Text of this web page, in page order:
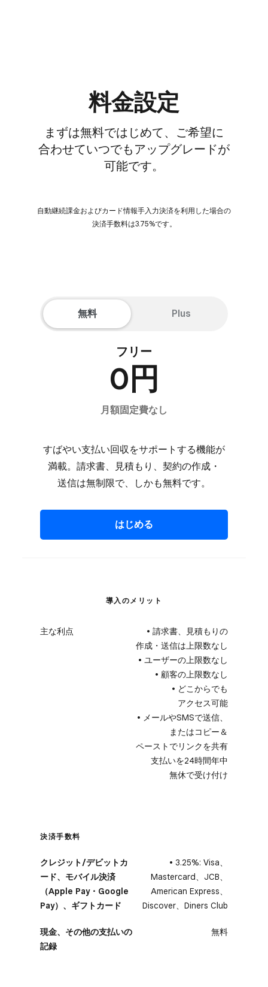
料金設定
まずは​無料で​はじめて、​ご希望に​
合わせていつでも​アップグレードが​
可能です。
自動継続課金および​カード情報手入力決済を​利用した​場合の​
決済手数料は​3.75%です。
無料 Plus
フリー
0円
月額固定費なし
すばやい​​支払い​​回収を​​サポートする​​機能が​​
満載。​​請求書、​​見積もり、​​契約の​​作成・
送信は​​無制限で、​​しかも​​無料です。
はじめる
導入のメリット
主な利点
• 請求書、​​見積もりの​​
作成・送信は​​上限数なし
• ユーザーの​​上限数なし
• 顧客の​​上限数なし
• どこから​​でも​​
アクセス可能
• メールや​​SMSで​​送信、​​
または​​コピー＆
ペーストで​​リンクを​​共有
支払いを​​24時間年中​​
無休で​​受け付け
決済手数料
クレジット/デビットカ
ード、モバイル決済
（Apple Pay・Google
Pay）、ギフトカード
• 3.25%: Visa、​​
Mastercard、​​JCB、​​
American Express、​​
Discover、​​Diners Club
現金、その他の支払いの
記録
無料